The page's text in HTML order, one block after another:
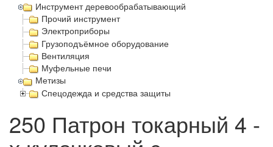
Инструмент деревообрабатывающий
Прочий инструмент
Электроприборы
Грузоподъёмное оборудование
Вентиляция
Муфельные печи
Метизы
Спецодежда и средства защиты
250 Патрон токарный 4 -